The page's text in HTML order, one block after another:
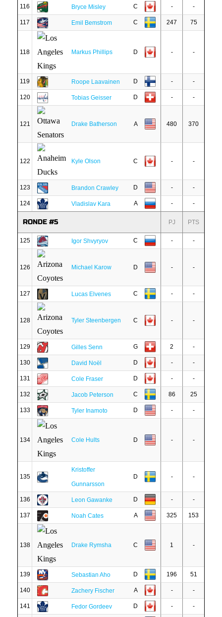
116 Bryce Misley C - -
117 Emil Bemstrom C 247 75
118 Markus Phillips D - -
119 Roope Laavainen D - -
120 Tobias Geisser D - -
121 Drake Batherson A 480 370
122 Kyle Olson C - -
123 Brandon Crawley D - -
124 Vladislav Kara A - -
RONDE #5 PJ PTS
125 Igor Shvyryov C - -
126 Michael Karow D - -
127 Lucas Elvenes C - -
128 Tyler Steenbergen C - -
129 Gilles Senn G 2 -
130 David Noël D - -
131 Cole Fraser D - -
132 Jacob Peterson C 86 25
133 Tyler Inamoto D - -
134 Cole Hults D - -
135
Kristoffer
Gunnarsson
D - -
136 Leon Gawanke D - -
137 Noah Cates A 325 153
138 Drake Rymsha C 1 -
139 Sebastian Aho D 196 51
140 Zachery Fischer A - -
141 Fedor Gordeev D - -